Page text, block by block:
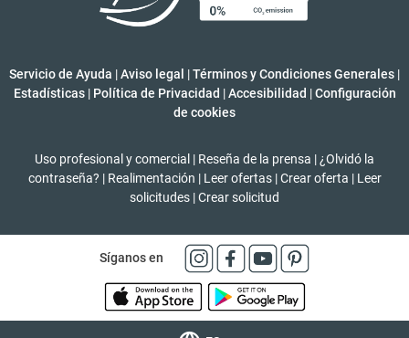
Servicio de Ayuda |Aviso legal |Términos y Condiciones Generales |
Estadísticas | Política de Privacidad | Accesibilidad | Configuración
de cookies
Uso profesional y comercial | Reseña de la prensa | ¿Olvidó la
contraseña? | Realimentación | Leer ofertas | Crear oferta | Leer
solicitudes |Crear solicitud
Síganos en